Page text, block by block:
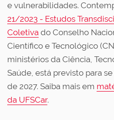
e vulnerabilidades.
21/2023 - Estudos
Coletiva do Conselho
Científico e Tecnológico
ministérios da Ciência,
Saúde, está previsto para
de 2027. Saiba mais em
da UFSCar.